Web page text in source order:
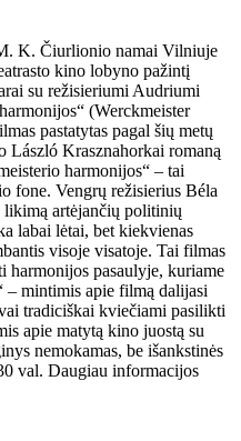
K. Čiurlionio namai Vilniuje
kino lobyno pažintį
su režisieriumi Audriumi
(Werckmeister
pastatytas pagal šių metų
László Krasznahorkai romaną
harmonijos“ – tai
fone. Vengrų režisierius Béla
likimą artėjančių politinių
labai lėtai, bet kiekvienas
visoje visatoje. Tai filmas
harmonijos pasaulyje, kuriame
– mintimis apie filmą dalijasi
tradiciškai kviečiami pasilikti
apie matytą kino juostą su
nemokamas, be išankstinės
val. Daugiau informacijos